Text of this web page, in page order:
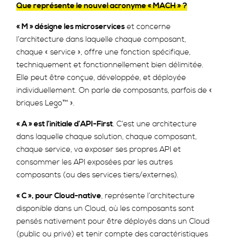
Que représente le nouvel acronyme « MACH » ?
« M » désigne les microservices et concerne
l’architecture dans laquelle chaque composant,
chaque « service », offre une fonction spécifique,
techniquement et fonctionnellement bien délimitée.
Elle peut être conçue, développée, et déployée
individuellement. On parle de composants, parfois de «
briques Lego™ ».
« A » est l’initiale d’API-First. C’est une architecture
dans laquelle chaque solution, chaque composant,
chaque service, va exposer ses propres API et
consommer les API exposées par les autres
composants (ou des services tiers/externes).
« C », pour Cloud-native, représente l’architecture
disponible dans un Cloud, où les composants sont
pensés nativement pour être déployés dans un Cloud
(public ou privé) et tenir compte des caractéristiques